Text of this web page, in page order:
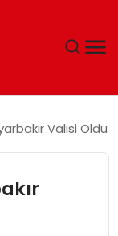
Valisi Oldu